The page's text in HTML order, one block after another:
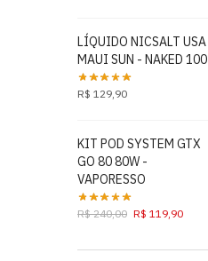
LÍQUIDO NICSALT USA
MAUI SUN - NAKED 100
R$ 129,90
KIT POD SYSTEM GTX
GO 80 80W -
VAPORESSO
R$240,00 R$ 119,90